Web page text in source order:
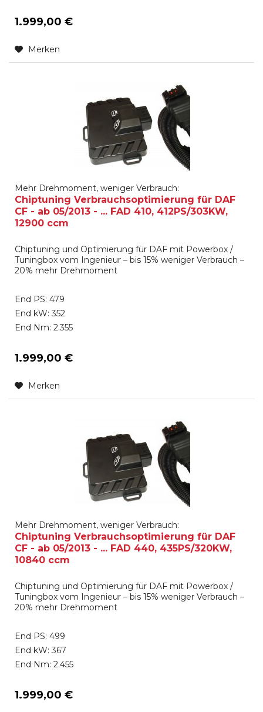
1.999,00 €
Merken
Mehr Drehmoment, weniger Verbrauch:
Chiptuning Verbrauchsoptimierung für DAF
CF - ab 05/2013 - ... FAD 410, 412PS/303KW,
12900 ccm
Chiptuning und Optimierung für DAF mit Powerbox /
Tuningbox vom Ingenieur – bis 15% weniger Verbrauch –
20% mehr Drehmoment
End PS: 479
End kW: 352
End Nm: 2.355
1.999,00 €
Merken
Mehr Drehmoment, weniger Verbrauch:
Chiptuning Verbrauchsoptimierung für DAF
CF - ab 05/2013 - ... FAD 440, 435PS/320KW,
10840 ccm
Chiptuning und Optimierung für DAF mit Powerbox /
Tuningbox vom Ingenieur – bis 15% weniger Verbrauch –
20% mehr Drehmoment
End PS: 499
End kW: 367
End Nm: 2.455
1.999,00 €